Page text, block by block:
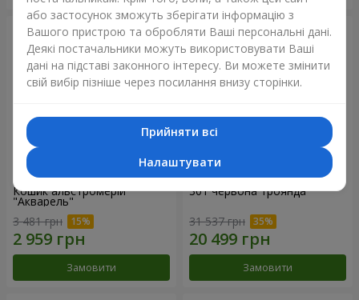
Кошик альстромерій
"Акварель"
3 481 грн
Замовити
301 червона троянда
31 537 грн
Замовити
або застосунок зможуть зберігати інформацію з
Вашого пристрою та обробляти Ваші персональні дані.
Деякі постачальники можуть використовувати Ваші
дані на підставі законного інтересу. Ви можете змінити
свій вибір пізніше через посилання внизу сторінки.
Прийняти всі
Налаштувати